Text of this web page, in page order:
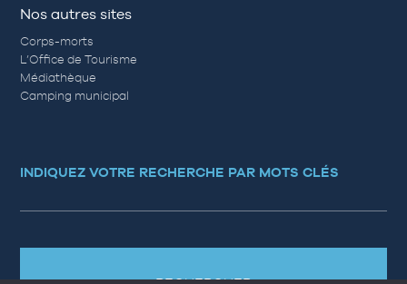
Nos autres sites
Corps-morts
L’Office de Tourisme
Médiathèque
Camping municipal
INDIQUEZ VOTRE RECHERCHE PAR MOTS CLÉS